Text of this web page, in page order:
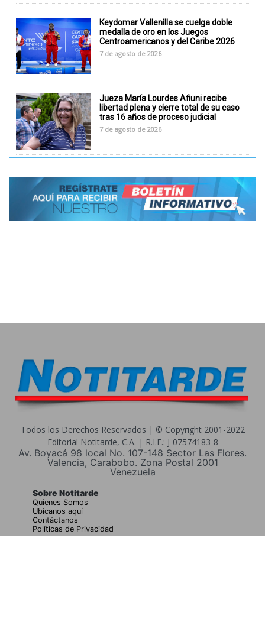
Keydomar Vallenilla se cuelga doble
medalla de oro en los Juegos
Centroamericanos y del Caribe 2026
7 de agosto de 2026
Jueza María Lourdes Afiuni recibe
libertad plena y cierre total de su caso
tras 16 años de proceso judicial
7 de agosto de 2026
Todos los Derechos Reservados | © Copyright 2001-2022
Editorial Notitarde, C.A. | R.I.F.: J-07574183-8
Av. Boyacá 98 local No. 107-148 Sector Las Flores.
Valencia, Carabobo. Zona Postal 2001
Venezuela
Sobre Notitarde
Quienes Somos
Ubícanos aquí
Contáctanos
Políticas de Privacidad